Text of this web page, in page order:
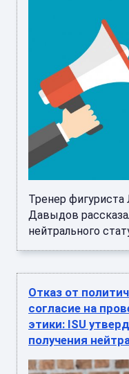
Тренер
Давыдов
нейтрального
Отказ от
согласие на
этики: ISU
получения